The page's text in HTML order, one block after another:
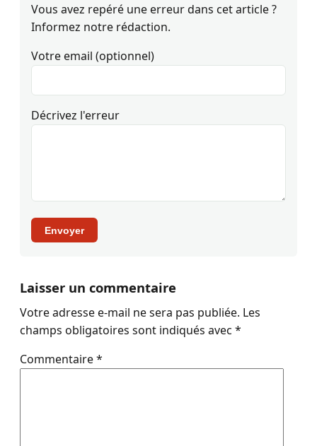
Vous avez repéré une erreur dans cet article ?
Informez notre rédaction.
Votre email (optionnel)
Décrivez l'erreur
Envoyer
Laisser un commentaire
Votre adresse e-mail ne sera pas publiée. Les
champs obligatoires sont indiqués avec *
Commentaire*